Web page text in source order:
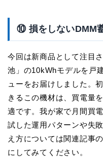
⑩ 損をしないDMM
今回は新商品として注目
池」の10kWhモデルを戸
ューをお届けしました。
きるこの機材は、買電量
適です。我が家で月間買
試した運用パターンや失
え方については関連記事
にしてみてください。